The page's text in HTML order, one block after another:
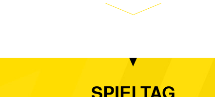
Borussia Freialdenhoven
Alemannia Aachen 0:0